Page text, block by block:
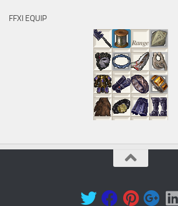
FFXI EQUIP